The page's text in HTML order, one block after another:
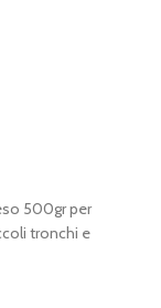
500gr per
tronchi e